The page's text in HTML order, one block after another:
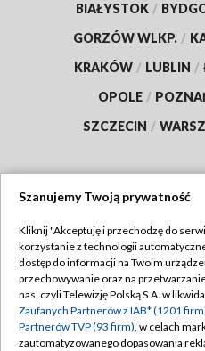
BIAŁYSTOK /
GORZÓW WLKP. /
KRAKÓW / LUBLIN /
OPOLE /
SZCZECIN /
Abonament TVP
Emisja w TVP
Centrum informacji TVP
Polityka
Moje
Szanujemy Twoją prywatność
Kliknij "Akceptuję i przechodzę do
korzystanie z technologii
dostęp do informacji na Twoim
przechowywanie oraz na
nas, czyli Telewizję Polską S.A. w
Zaufanych Partnerów z IAB* (1201
Partnerów TVP (93 firm), w celach
zautomatyzowanego dopasowania